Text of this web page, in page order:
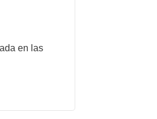
en las